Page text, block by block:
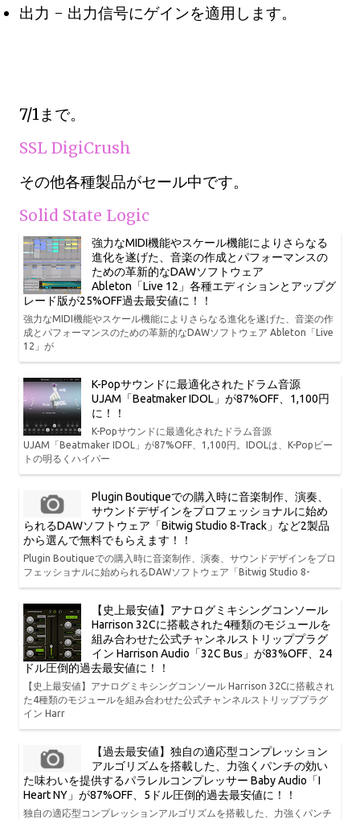
出力 - 出力信号にゲインを適用します。
7/1まで。
SSL DigiCrush
その他各種製品がセール中です。
Solid State Logic
強力なMIDI機能やスケール機能によりさらなる
進化を遂げた、音楽の作成とパフォーマンスの
ための革新的なDAWソフトウェア
Ableton「Live 12」各種エディションとアップグ
レード版が25%OFF過去最安値に！！
強力なMIDI機能やスケール機能によりさらなる進化を遂げた、音楽の作
成とパフォーマンスのための革新的なDAWソフトウェア Ableton「Live
12」が
K-Popサウンドに最適化されたドラム音源
UJAM「Beatmaker IDOL」が87%OFF、1,100円
に！！
K-Popサウンドに最適化されたドラム音源
UJAM「Beatmaker IDOL」が87%OFF、1,100円。IDOLは、K-Popビー
トの明るくハイパー
Plugin Boutiqueでの購入時に音楽制作、演奏、
サウンドデザインをプロフェッショナルに始め
られるDAWソフトウェア「Bitwig Studio 8-Track」など2製品
から選んで無料でもらえます！！
Plugin Boutiqueでの購入時に音楽制作、演奏、サウンドデザインをプロ
フェッショナルに始められるDAWソフトウェア「Bitwig Studio 8-
【史上最安値】アナログミキシングコンソール
Harrison 32Cに搭載された4種類のモジュールを
組み合わせた公式チャンネルストリッププラグ
イン Harrison Audio「32C Bus」が83%OFF、24
ドル圧倒的過去最安値に！！
【史上最安値】アナログミキシングコンソール Harrison 32Cに搭載され
た4種類のモジュールを組み合わせた公式チャンネルストリッププラグ
イン Harr
【過去最安値】独自の適応型コンプレッション
アルゴリズムを搭載した、力強くパンチの効い
た味わいを提供するパラレルコンプレッサー Baby Audio「I
Heart NY」が87%OFF、5ドル圧倒的過去最安値に！！
独自の適応型コンプレッションアルゴリズムを搭載した、力強くパンチ